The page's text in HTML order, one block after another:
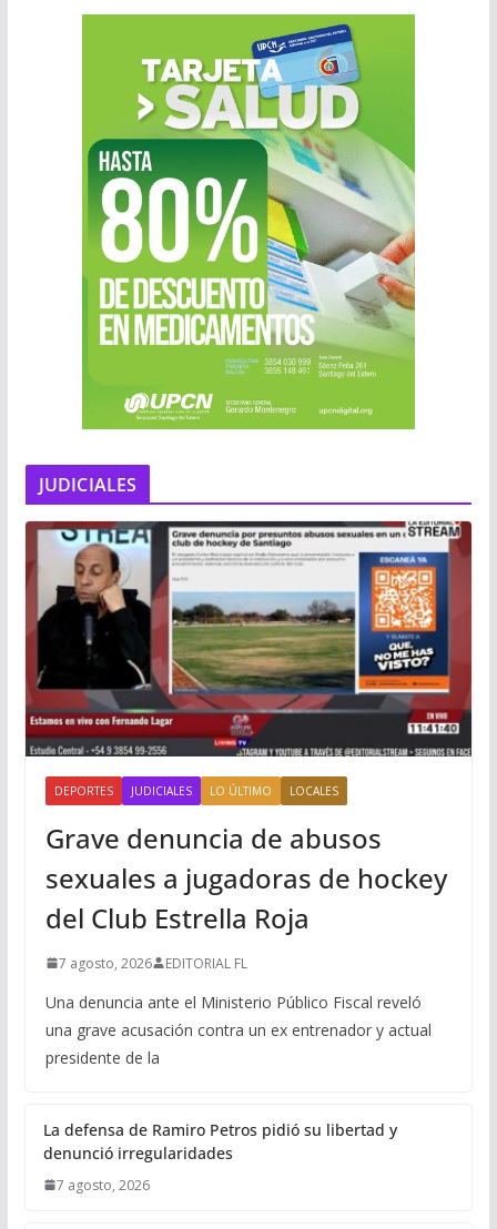
JUDICIALES
DEPORTES JUDICIALES LO ÚLTIMO LOCALES
Grave denuncia de abusos
sexuales a jugadoras de hockey
del Club Estrella Roja
7 agosto, 2026 EDITORIAL FL
Una denuncia ante el Ministerio Público Fiscal reveló
una grave acusación contra un ex entrenador y actual
presidente de la
La defensa de Ramiro Petros pidió su libertad y
denunció irregularidades
7 agosto, 2026